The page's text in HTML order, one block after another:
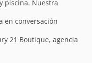
piscina. Nuestra
en conversación
21 Boutique, agencia